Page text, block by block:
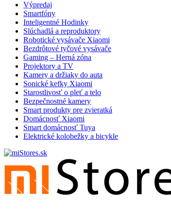
Výpredaj
Smartfóny
Inteligentné Hodinky
Slúchadlá a reproduktory
Robotické vysávače Xiaomi
Bezdrôtové tyčové vysávače
Gaming – Herná zóna
Projektory a TV
Kamery a držiaky do auta
Sonické kefky Xiaomi
Starostlivosť o pleť a telo
Bezpečnostné kamery
Smart produkty pre zvieratká
Domácnosť Xiaomi
Smart domácnosť Tuya
Elektrické kolobežky a bicykle